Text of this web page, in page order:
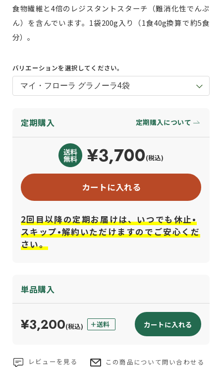
食物繊維と4倍のレジスタントスターチ（難消化性でんぷ
ん）を含んでいます。1袋200g入り（1食40g換算で約5食
分）。
バリエーションを選択してください。
定期購入 定期購入について
¥3,700(税込)
カートに入れる
2回目以降の定期お届けは、いつでも休止•
スキップ•解約いただけますのでご安心くだ
さい。
単品購入
¥3,200(税込) カートに入れる
レビューを見る この商品について問い合わせる